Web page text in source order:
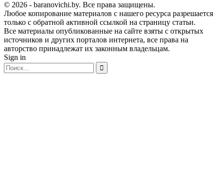
© 2026 - baranovichi.by. Все права защищены.
Любое копирование материалов с нашего ресурса разрешается
только с обратной активной ссылкой на страницу статьи.
Все материалы опубликованные на сайте взяты с открытых
источников и других порталов интернета, все права на
авторство принадлежат их законным владельцам.
Sign in